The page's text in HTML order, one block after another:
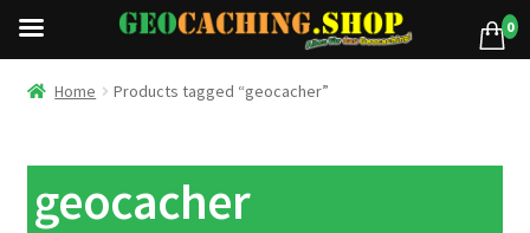
Home Products tagged “geocacher”
geocacher
0